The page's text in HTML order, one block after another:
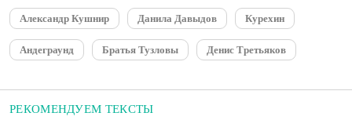
Александр Кушнир Данила Давыдов Курехин
Андеграунд Братья Тузловы Денис Третьяков
РЕКОМЕНДУЕМ ТЕКСТЫ